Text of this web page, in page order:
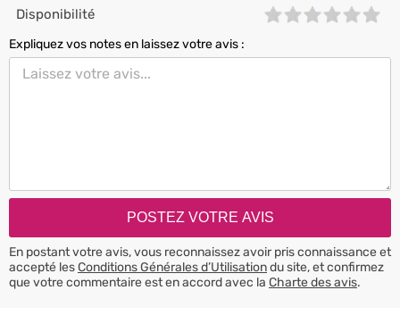
Disponibilité
Expliquez vos notes en laissez votre avis :
En postant votre avis, vous reconnaissez avoir pris connaissance et
accepté lesConditions Générales d’Utilisationdu site, et confirmez
que votre commentaire est en accord avec la Charte des avis.